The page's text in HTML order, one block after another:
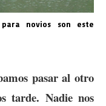
novios son este
pasar al otro
tarde. Nadie nos